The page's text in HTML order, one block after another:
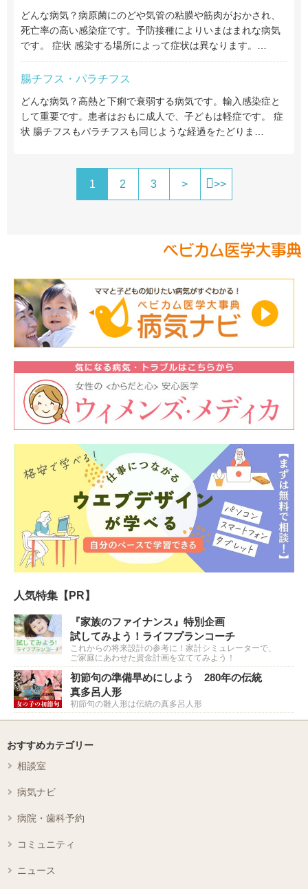
どんな病気？病原菌にのどや気管の粘膜や筋肉がおかされ、
死亡率の高い感染症です。予防接種によりいまはまれな病気
です。 症状 感染する場所によって症状は異なります。…
腸チフス・パラチフス
どんな病気？高熱と下痢で衰弱する病気です。輸入感染症と
して重要です。患者はおもに成人で、子どもは軽症です。 症
状 腸チフスもパラチフスも同じような経過をたどりま…
1 2 3 > >>
人気特集【PR】
『家族のファイナンス』特別企画
試してみよう！ライフプランコーチ
これからの将来設計の参考に！家計シミュレーターで、
ご家庭にあわせた資金計画を立ててみよう！
初節句の準備早めにしよう 280年の伝統
真多呂人形
初節句の雛人形は伝統の真多呂人形
おすすめカテゴリー
相談室
病気ナビ
病院・歯科予約
コミュニティ
ニュース